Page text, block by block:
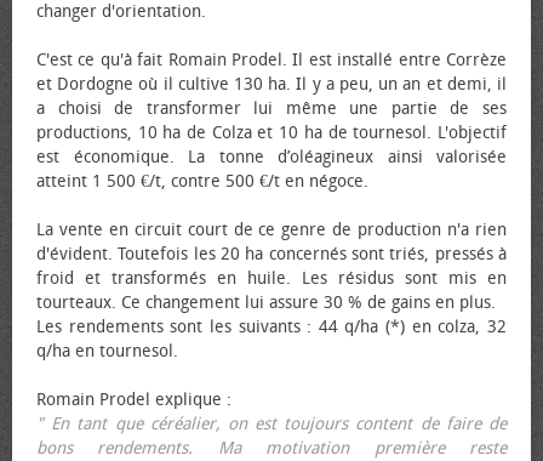
changer d'orientation.
C'est ce qu'à fait Romain Prodel. Il est installé entre Corrèze
et Dordogne où il cultive 130 ha. Il y a peu, un an et demi, il
a choisi de transformer lui même une partie de ses
productions, 10 ha de Colza et 10 ha de tournesol. L'objectif
est économique. La tonne d’oléagineux ainsi valorisée
atteint 1 500 €/t, contre 500 €/t en négoce.
La vente en circuit court de ce genre de production n'a rien
d'évident. Toutefois les 20 ha concernés sont triés, pressés à
froid et transformés en huile. Les résidus sont mis en
tourteaux. Ce changement lui assure 30 % de gains en plus.
Les rendements sont les suivants : 44 q/ha (*) en colza, 32
q/ha en tournesol.
Romain Prodel explique :
" En tant que céréalier, on est toujours content de faire de
bons rendements. Ma motivation première reste